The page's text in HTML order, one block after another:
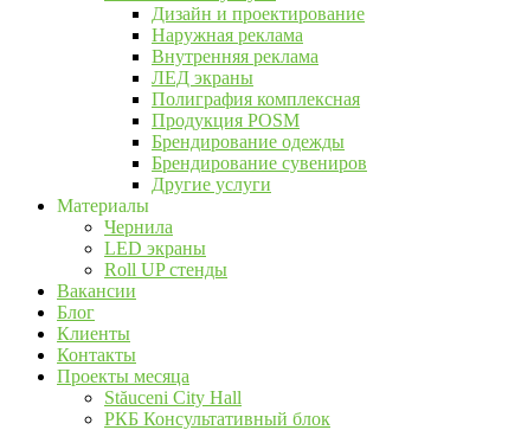
Дизайн и проектирование
Наружная реклама
Внутренняя реклама
ЛЕД экраны
Полиграфия комплексная
Продукция POSM
Брендирование одежды
Брендирование сувениров
Другие услуги
Материалы
Чернила
LED экраны
Roll UP стенды
Вакансии
Блог
Клиенты
Контакты
Проекты месяца
Stăuceni City Hall
РКБ Консультативный блок